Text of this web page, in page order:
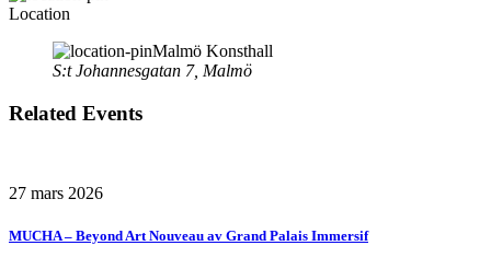
Location
Malmö Konsthall
S:t Johannesgatan 7, Malmö
Related Events
27 mars 2026
MUCHA – Beyond Art Nouveau av Grand Palais Immersif